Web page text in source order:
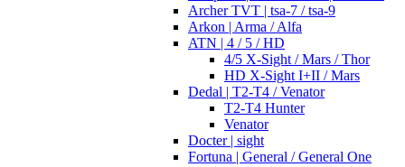
Archer TVT | tsa-7 / tsa-9
Arkon | Arma / Alfa
ATN | 4 / 5 / HD
4/5 X-Sight / Mars / Thor
HD X-Sight I+II / Mars
Dedal | T2-T4 / Venator
T2-T4 Hunter
Venator
Docter | sight
Fortuna | General / General One